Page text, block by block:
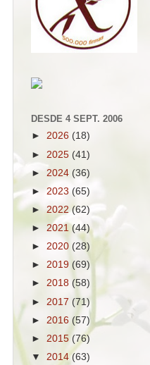
DESDE 4 SEPT. 2006
► 2026 (18)
► 2025 (41)
► 2024 (36)
► 2023 (65)
► 2022(62)
► 2021 (44)
► 2020 (28)
► 2019 (69)
► 2018 (58)
► 2017 (71)
► 2016 (57)
► 2015 (76)
▼ 2014(63)